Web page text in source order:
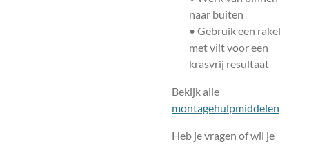
naar buiten
• Gebruik een rakel
met vilt voor een
krasvrij resultaat
Bekijk alle
montagehulpmiddelen
Heb je vragen of wil je